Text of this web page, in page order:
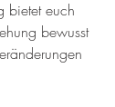
bietet euch
bewusst